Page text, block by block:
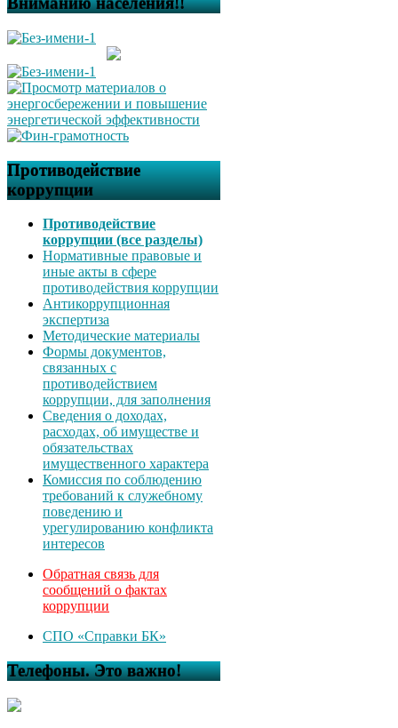
Противодействие
коррупции
Противодействие
коррупции (все разделы)
Нормативные правовые и
иные акты в сфере
противодействия коррупции
Антикоррупционная
экспертиза
Методические материалы
Формы документов,
связанных с
противодействием
коррупции, для заполнения
Сведения о доходах,
расходах, об имуществе и
обязательствах
имущественного характера
Комиссия по соблюдению
требований к служебному
поведению и
урегулированию конфликта
интересов
Обратная связь для
сообщений о фактах
коррупции
СПО «Справки БК»
Телефоны. Это важно!